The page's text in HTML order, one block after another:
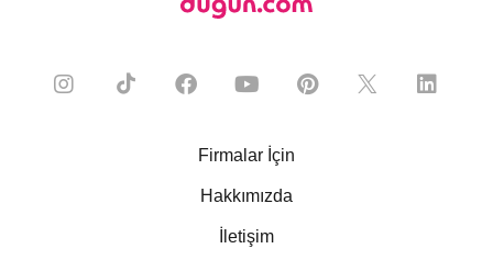
Firmalar İçin
Hakkımızda
İletişim